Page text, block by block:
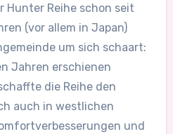
Hunter Reihe schon seit
(vor allem in Japan)
um sich schaart:
Jahren erschienen
die Reihe den
auch in westlichen
und